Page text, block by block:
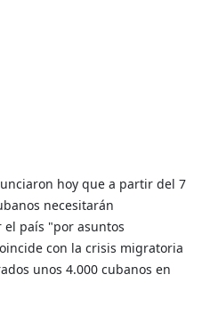
hoy que a partir del 7
necesitarán
país "por asuntos
con la crisis migratoria
unos 4.000 cubanos en